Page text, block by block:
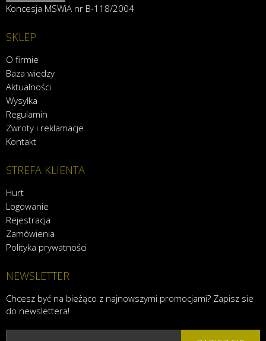
Koncesja MSWiA nr B-118/2004
SKLEP
O firmie
Baza wiedzy
Aktualności
Wysyłka
Regulamin
Zwroty i reklamacje
Kontakt
STREFA KLIENTA
Hurt
Logowanie
Rejestracja
Zamówienia
Polityka prywatności
NEWSLETTER
Chcesz być na bieżąco z najnowszymi promocjami? Zapisz sie
do newslettera!